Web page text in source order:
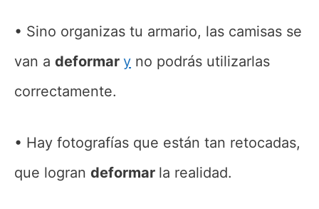
Sino organizas tu armario, las camisas se
van a deformar y no podrás utilizarlas
correctamente.
Hay fotografías que están tan retocadas,
que logran deformar la realidad.